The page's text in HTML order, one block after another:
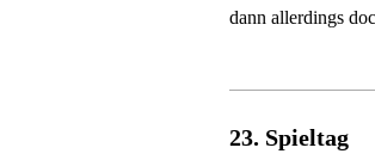
dann allerdings
23. Spieltag